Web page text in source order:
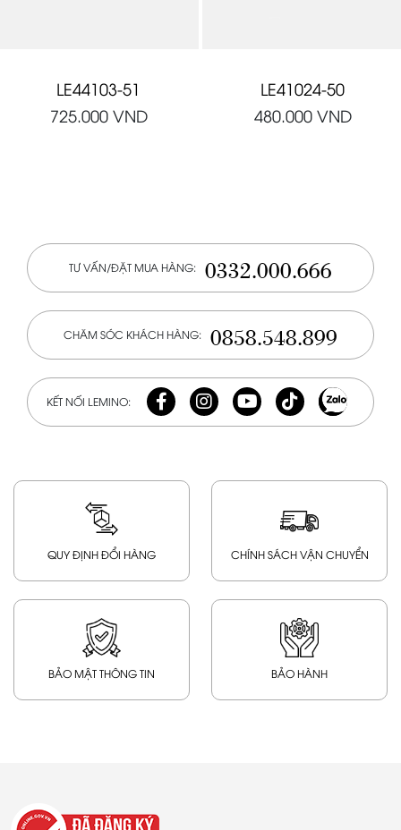
LE44103-51
725.000VND
LE41024-50
480.000VND
TƯ VẤN/ĐẶT MUA HÀNG: 0332.000.666
CHĂM SÓC KHÁCH HÀNG: 0858.548.899
KẾT NỐI LEMINO:
QUY ĐỊNH ĐỔI HÀNG CHÍNH SÁCH VẬN CHUYỂN
BẢO MẬT THÔNG TIN BẢO HÀNH